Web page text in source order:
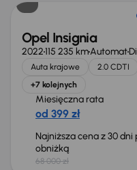
Opel Insignia
2022115 235 kmAutomat
Auta krajowe 2.0 CDTI
+7 kolejnych
Miesięczna rata
od 399 zł
Najniższa cena z 30 dni
obniżką
68 000 zł
Świeżo skupione